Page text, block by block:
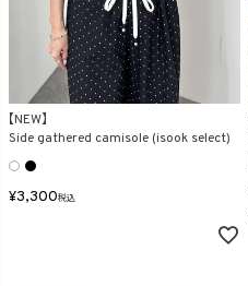
【NEW】
Side gathered camisole (isook select)
¥3,300税込